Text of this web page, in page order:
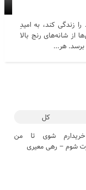
زندگی کند، به امیدِ
از شانه‌های رنج بالا
برسد. هر...
کل
خریدارم شوی تا من
شوم – رهی معیری